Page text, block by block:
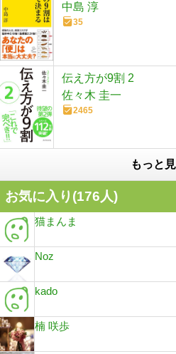
中島 淳
35
伝え方が9割 2
佐々木 圭一
2465
もっと
お気に入り(176人)
猫まんま
Noz
kado
楠 咲歩